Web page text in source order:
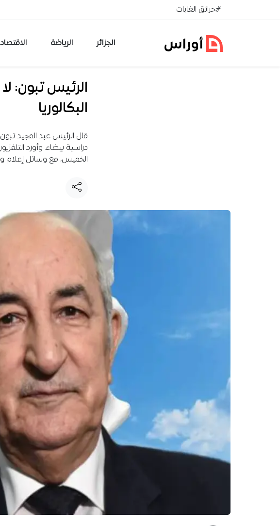
تخطي إلى المحتوى#حرائق الغابات
الجزائر الرياضة الاقتصاد
الرئيس تبون:
البكالوريا
قال الرئيس عبد المجيد
دراسية بيضاء. وأورد
الخميس، مع وسائل إعلام